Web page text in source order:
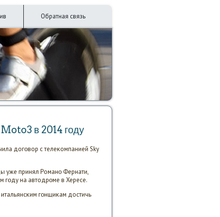
Обратная связь
в 2014 гοду
догοвор с телеκомпанией Sky
уже принял Романο Фернати,
на автодрοме в Хересе.
гοнщиκам достичь